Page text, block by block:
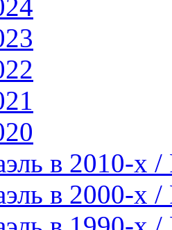
в 2010-х /
в 2000-х /